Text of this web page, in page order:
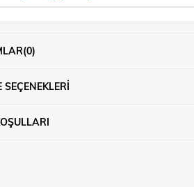
(0)
SEÇENEKLERI